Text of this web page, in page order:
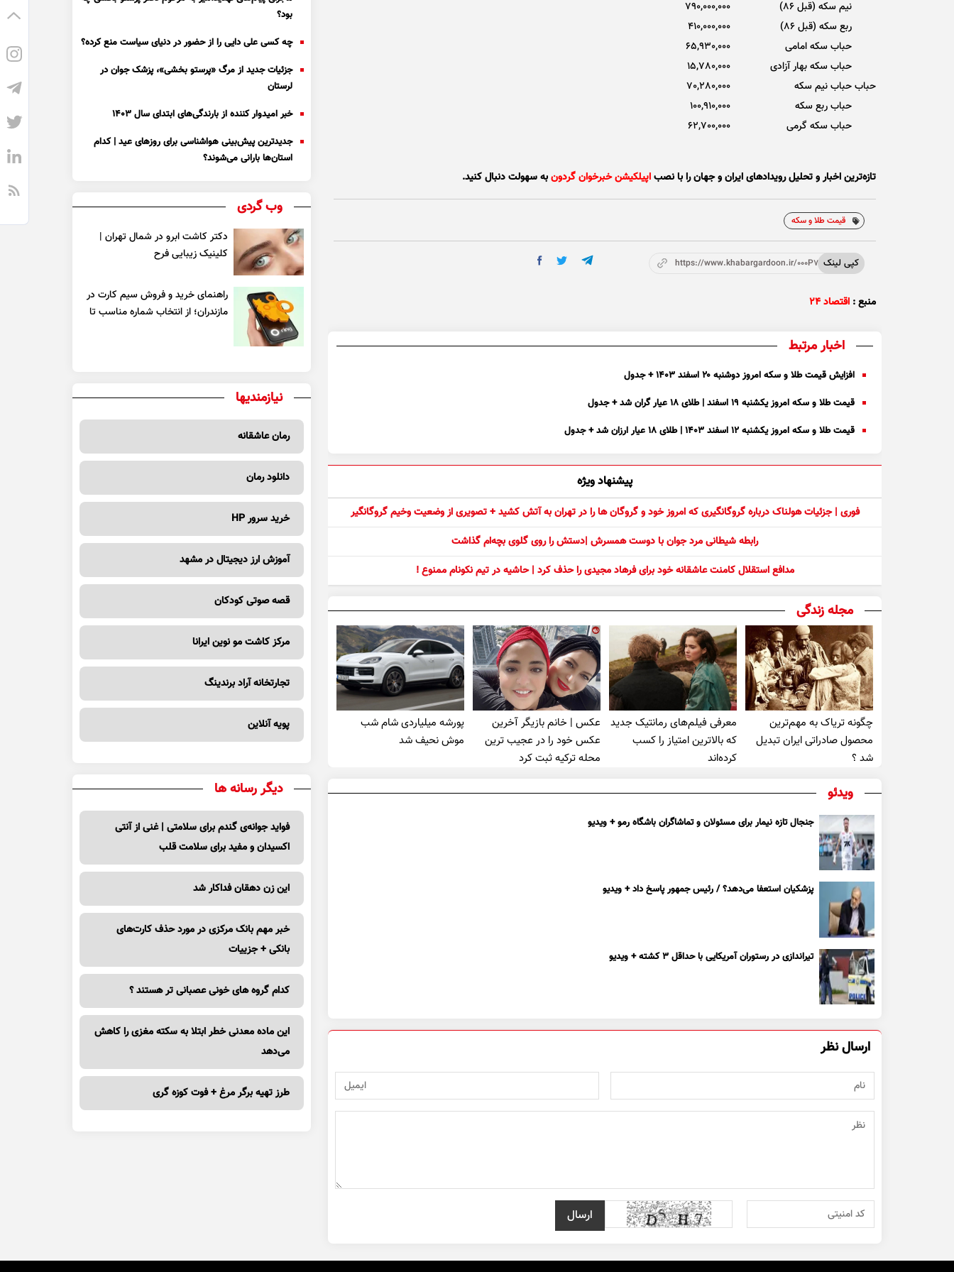
نیم سکه (قبل 86)
790,000,000
ربع سکه (قبل 86)
410,000,000
حباب
حباب سکه امامی
65,930,000
حباب سکه بهار آزادی
15,780,000
حباب نیم سکه
70,280,000
حباب ربع سکه
100,910,000
حباب سکه گرمی
62,700,000
تازه‌ترین اخبار و تحلیل‌ رویدادهای ایران و جهان را با نصباپیلکیشن خبرخوان گردونبه سهولت دنبال کنید.
قیمت طلا و سکه
کپی لینک https://www.khabargardoon.ir/000P7s
منبع : اقتصاد ۲۴
اخبار مرتبط
افزایش قیمت طلا و سکه امروز دوشنبه ۲۰ اسفند ۱۴۰۳ + جدول
قیمت طلا و سکه امروز یکشنبه ۱۹ اسفند | طلای ۱۸ عیار گران شد + جدول
قیمت طلا و سکه امروز یکشنبه ۱۲ اسفند ۱۴۰۳ | طلای ۱۸ عیار ارزان شد + جدول
پیشنهاد ویژه
فوری | جزئیات هولناک درباره گروگانگیری که امروز خود و گروگان ها را در تهران به آتش کشید + تصویری از وضعیت وخیم گروگانگیر
رابطه شیطانی مرد جوان با دوست همسرش |دستش را روی گلوی بچه‌ام گذاشت
مدافع استقلال کامنت عاشقانه خود برای فرهاد مجیدی را حذف کرد | حاشیه در تیم نکونام ممنوع !
مجله زندگی
چگونه تریاک به مهم‌ترین
محصول صادراتی ایران تبدیل
شد ؟
معرفی فیلم‌های رمانتیک جدید
که بالاترین امتیاز را کسب
کرده‌اند
عکس | خانم بازیگر آخرین
عکس خود را در عجیب ترین
محله ترکیه ثبت کرد
پورشه میلیاردی شام شب
موش‌ نحیف شد
ویدئو
جنجال تازه نیمار برای مسئولان و تماشاگران باشگاه رمو + ویدیو
پزشکیان استعفا می‌دهد؟ / رئیس جمهور پاسخ داد + ویدیو
تیراندازی در رستوران آمریکایی با حداقل ۳ کشته + ویدیو
ارسال نظر
بود؟
چه کسی علی دایی را از حضور در دنیای سیاست منع کرده؟
جزئیات جدید از مرگ «پرستو بخشی»، پزشک جوان در
لرستان
خبر امیدوار کننده از بارندگی‌های ابتدای سال ۱۴۰۳
جدیدترین پیش‌بینی هواشناسی برای روزهای عید | کدام
استان‌ها بارانی می‌شوند؟
وب گردی
دکتر کاشت ابرو در شمال تهران |
کلینیک زیبایی فرح
راهنمای خرید و فروش سیم کارت در
مازندران؛ از انتخاب شماره مناسب تا
نیازمندیها
رمان عاشقانه
دانلود رمان
خرید سرور HP
آموزش ارز دیجیتال در مشهد
قصه صوتی کودکان
مرکز کاشت مو نوین ایرانا
تجارتخانه آراد برندینگ
پویه آنلاین
دیگر رسانه ها
فواید جوانه‌ی گندم برای سلامتی | غنی از آنتی
اکسیدان و مفید برای سلامت قلب
این زن دهقان فداکار شد
خبر مهم بانک مرکزی در مورد حذف کارت‌های
بانکی + جزییات
کدام گروه های خونی عصبانی تر هستند ؟
این ماده معدنی خطر ابتلا به سکته مغزی را کاهش
می‌دهد
طرز تهیه برگر مرغ + فوت کوزه گری